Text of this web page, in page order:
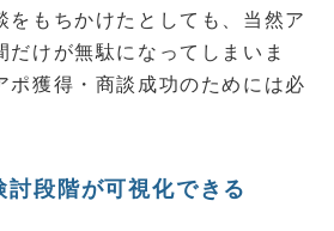
をもちかけたとしても、当然ア
だけが無駄になってしまいま
ポ獲得・商談成功のためには必
段階が可視化できる